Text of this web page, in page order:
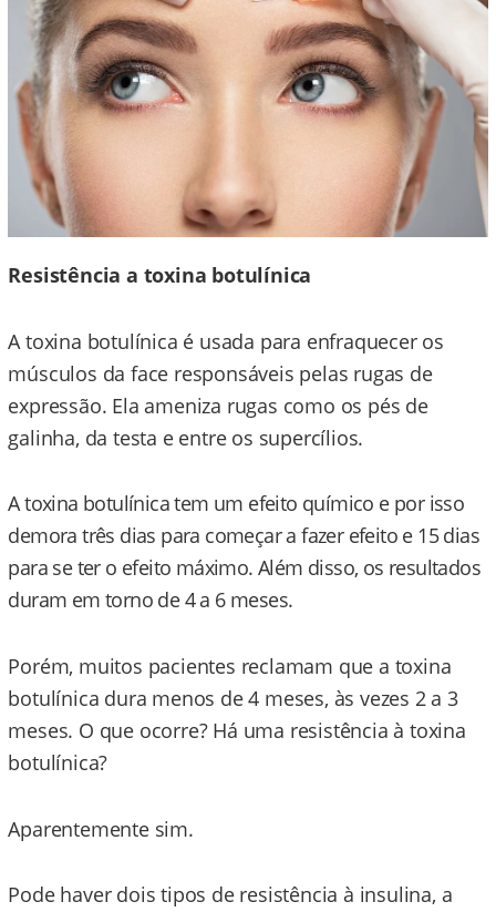
Resistência a toxina botulínica
A toxina botulínica é usada para enfraquecer os
músculos da face responsáveis pelas rugas de
expressão. Ela ameniza rugas como os pés de
galinha, da testa e entre os supercílios.
A toxina botulínica tem um efeito químico e por isso
demora três dias para começar a fazer efeito e 15 dias
para se ter o efeito máximo. Além disso, os resultados
duram em torno de 4 a 6 meses.
Porém, muitos pacientes reclamam que a toxina
botulínica dura menos de 4 meses, às vezes 2 a 3
meses. O que ocorre? Há uma resistência à toxina
botulínica?
Aparentemente sim.
Pode haver dois tipos de resistência à insulina, a